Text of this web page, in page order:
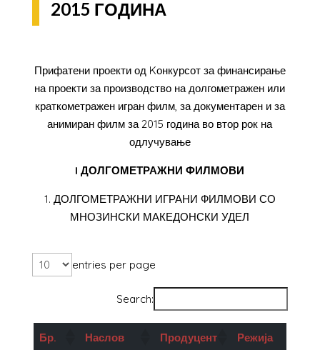
2015 ГОДИНА
Прифатени проекти од Kонкурсот за финансирање
на проекти за производство на долгометражен или
краткометражен игран филм, за документарен и за
анимиран филм за 2015 година во втор рок на
одлучување
I ДОЛГОМЕТРАЖНИ ФИЛМОВИ
1. ДОЛГОМЕТРАЖНИ ИГРАНИ ФИЛМОВИ СО
МНОЗИНСКИ МАКЕДОНСКИ УДЕЛ
entries per page
Search:
Бр. Наслов Продуцент Режија